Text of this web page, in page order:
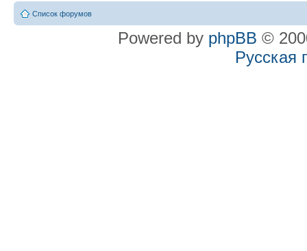
Список форумов
Powered by phpBB ©
Русская